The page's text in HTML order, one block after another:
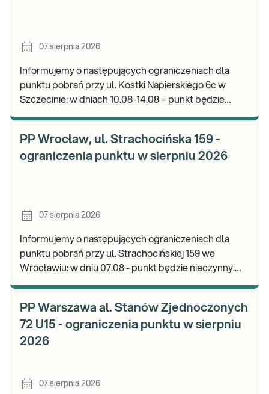
07 sierpnia 2026
Informujemy o następujących ograniczeniach dla
punktu pobrań przy ul. Kostki Napierskiego 6c w
Szczecinie: w dniach 10.08-14.08 – punkt będzie
PP Wrocław, ul. Strachocińska 159 -
ograniczenia punktu w sierpniu 2026
07 sierpnia 2026
Informujemy o następujących ograniczeniach dla
punktu pobrań przy ul. Strachocińskiej 159 we
Wrocławiu: w dniu 07.08 - punkt będzie nieczynny.
PP Warszawa al. Stanów Zjednoczonych
72 U15 - ograniczenia punktu w sierpniu
2026
07 sierpnia 2026